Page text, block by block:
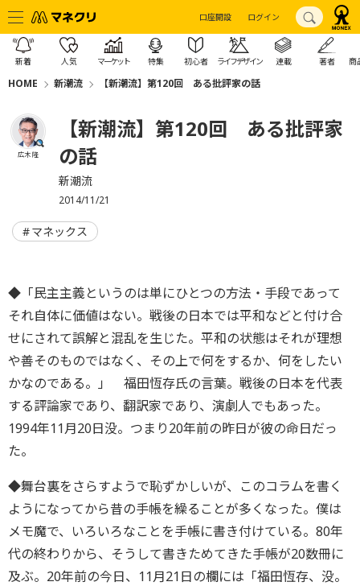
口座開設 ログイン
新着 人気 マーケット 特集 初心者 ライフデザイン 連載 著者 商
HOME 新潮流 【新潮流】第120回 ある批評家の話
広木 隆
【新潮流】第120回 ある批評家
の話
新潮流
2014/11/21
マネックス
◆「民主主義というのは単にひとつの方法・手段であって
それ自体に価値はない。戦後の日本では平和などと付け合
せにされて誤解と混乱を生じた。平和の状態はそれが理想
や善そのものではなく、その上で何をするか、何をしたい
かなのである。」 福田恆存氏の言葉。戦後の日本を代表
する評論家であり、翻訳家であり、演劇人でもあった。
1994年11月20日没。つまり20年前の昨日が彼の命日だっ
た。
◆舞台裏をさらすようで恥ずかしいが、このコラムを書く
ようになってから昔の手帳を繰ることが多くなった。僕は
メモ魔で、いろいろなことを手帳に書き付けている。80年
代の終わりから、そうして書きためてきた手帳が20数冊に
及ぶ。20年前の今日、11月21日の欄には「福田恆存、没。